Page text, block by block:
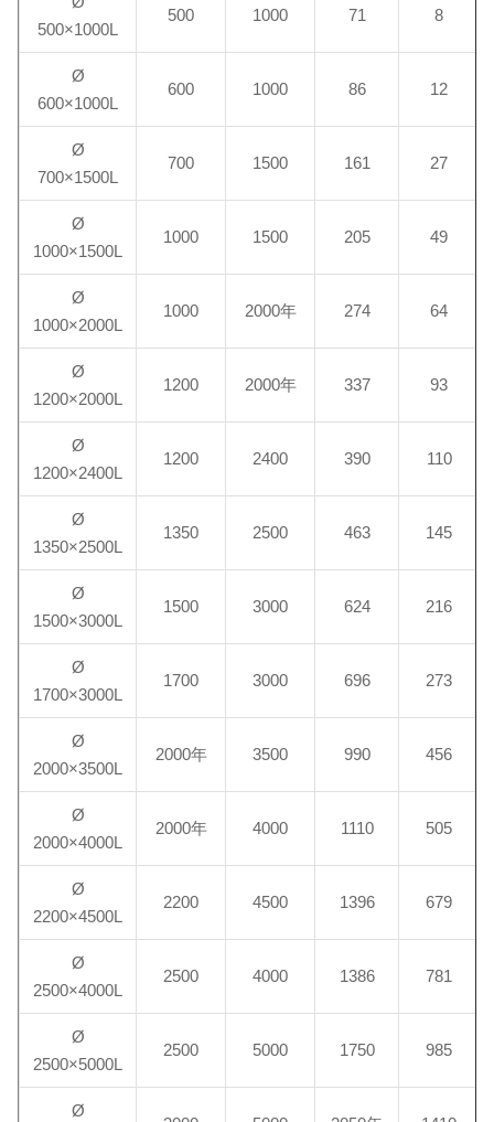
500×1000L
500 1000 71 8
Ø
600×1000L
600 1000 86 12
Ø
700×1500L
700 1500 161 27
Ø
1000×1500L
1000 1500 205 49
Ø
1000×2000L
1000 2000年 274 64
Ø
1200×2000L
1200 2000年 337 93
Ø
1200×2400L
1200 2400 390 110
Ø
1350×2500L
1350 2500 463 145
Ø
1500×3000L
1500 3000 624 216
Ø
1700×3000L
1700 3000 696 273
Ø
2000×3500L
2000年 3500 990 456
Ø
2000×4000L
2000年 4000 1110 505
Ø
2200×4500L
2200 4500 1396 679
Ø
2500×4000L
2500 4000 1386 781
Ø
2500×5000L
2500 5000 1750 985
Ø